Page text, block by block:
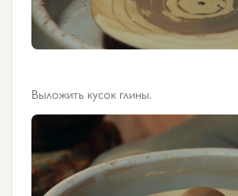
Выложить кусок глины.